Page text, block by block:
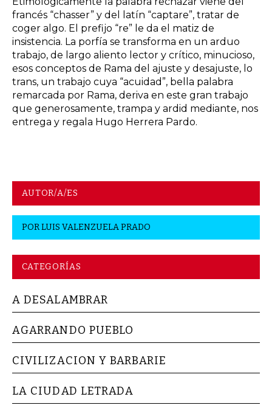
francés “chasser” y del latín “captare”, tratar de
coger algo. El prefijo “re” le da el matiz de
insistencia. La porfía se transforma en un arduo
trabajo, de largo aliento lector y crítico, minucioso,
esos conceptos de Rama del ajuste y desajuste, lo
trans, un trabajo cuya “acuidad”, bella palabra
remarcada por Rama, deriva en este gran trabajo
que generosamente, trampa y ardid mediante, nos
entrega y regala Hugo Herrera Pardo.
AUTOR/A/ES
PORLUIS VALENZUELA PRADO
CATEGORÍAS
A DESALAMBRAR
AGARRANDO PUEBLO
CIVILIZACION Y BARBARIE
LA CIUDAD LETRADA